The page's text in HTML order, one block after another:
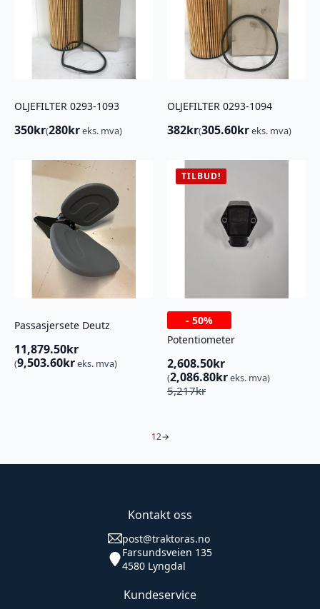
OLJEFILTER 0293-1093
350kr(280kreks. mva)
OLJEFILTER 0293-1094
382kr(305.60kreks. mva)
Passasjersete Deutz
11,879.50kr
(9,503.60kreks. mva)
TILBUD!
- 50%
Potentiometer
5,217kr
Opprinnelig
pris
2,608.50kr
Nåværende
pris
(2,086.80kreks. mva)
12→
Kontakt oss
post@traktoras.no
Farsundsveien 135
4580 Lyngdal
Kundeservice